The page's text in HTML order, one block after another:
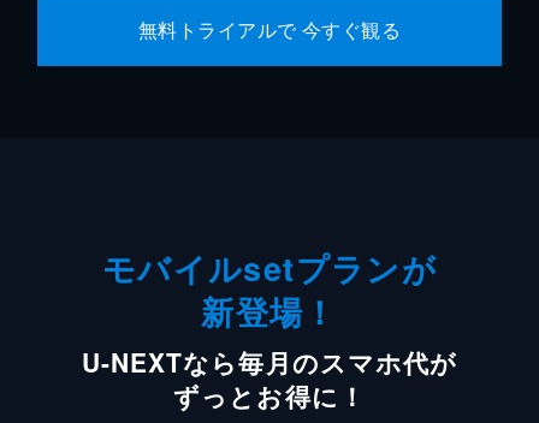
無料トライアルで 今すぐ観る
モバイルsetプランが
新登場！
U-NEXTなら毎月のスマホ代が
ずっとお得に！